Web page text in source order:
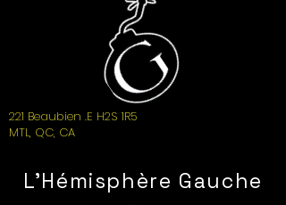
221 Beaubien .E H2S 1R5
MTL, QC, CA
L'Hémisphère Gauche